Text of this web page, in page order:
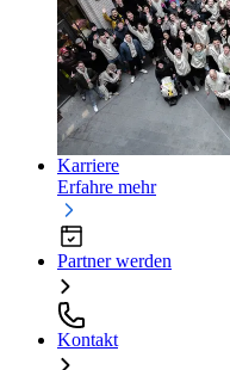
Karriere
Erfahre mehr
Partner werden
Kontakt